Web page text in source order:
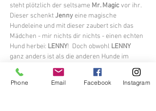
steht plötzlich der seltsame Mr. Magic vor ihr.
Dieser schenkt Jenny eine magische
Hundeleine und mit dieser zaubert sich das
Mädchen - mir nichts dir nichts - einen echten
Hund herbei: LENNY!  Doch obwohl LENNY
ganz anders ist als die anderen Hunde im
Park, liebt sie ihren bunten
LENNY
Gemeinsam begeben sie sich auf die
turbulente Suche nach Heilung für Lennys
Phone Email Facebook Instagram